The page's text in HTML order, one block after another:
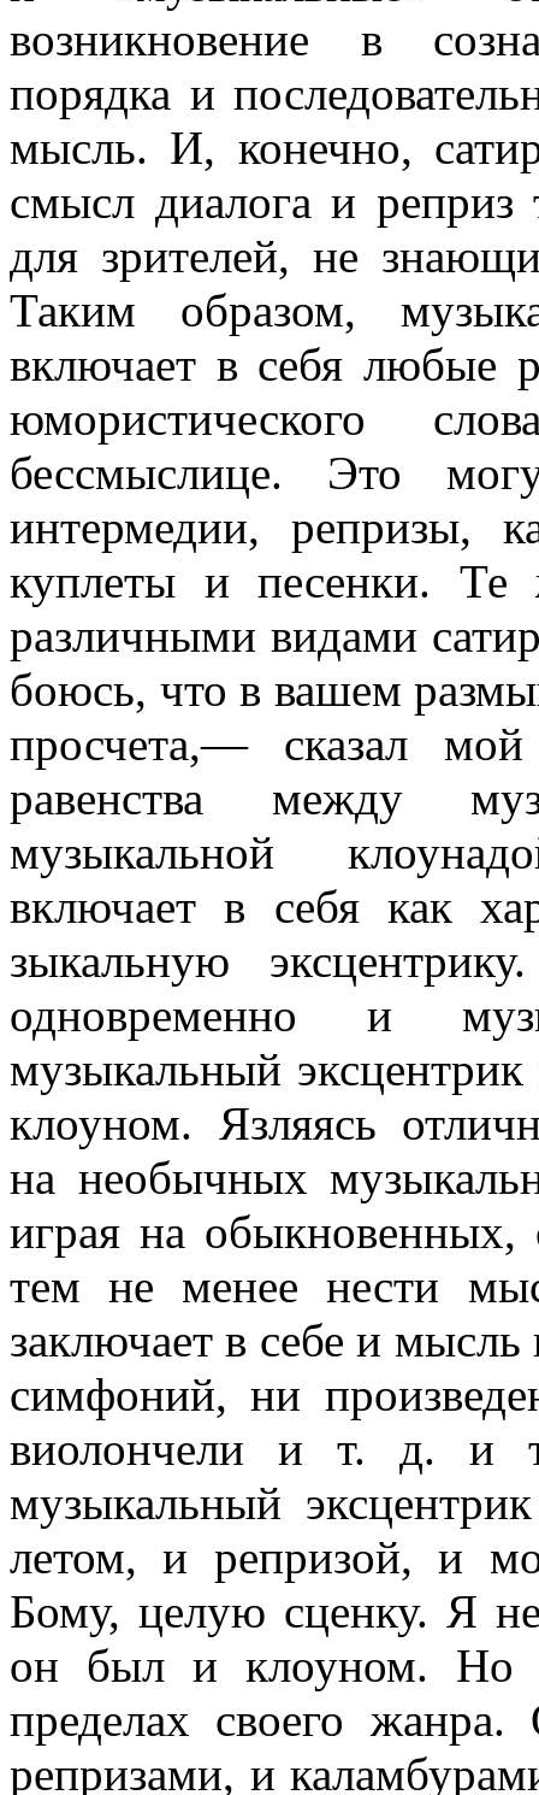
возникновение в
порядка и
мысль. И, конечно,
смысл диалога и реприз
для зрителей, не
Таким образом,
включает в себя любые
юмористи­ческого
бессмыслице. Это
интермедии, репризы,
куплеты и песенки. Те
различными ви­дами
боюсь, что в вашем
просчета,— сказал
равенства между
музыкальной
включает в себя как
зыкальную
одновремен­но и
музыкальный
клоуном. Язляясь
на необычных
играя на
тем не ме­нее нести
заключает в себе и
симфоний, ни
виолончели и т. д. и
музыкальный
летом, и репризой, и
Бому, целую сценку. Я
он был и клоуном. Но
пределах своего
репризами, и